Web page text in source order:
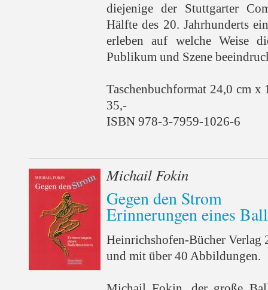
diejenige der Stuttgarter
Hälfte des 20. Jahrhunderts
erleben auf welche Weise
Publikum und Szene
Taschenbuchformat 24,0 cm
35,-
ISBN 978-3-7959-1026-6
Michail Fokin
Gegen den Strom
Erinnerungen eines
Heinrichshofen-Bücher Verlag
und mit über 40 Abbildungen.